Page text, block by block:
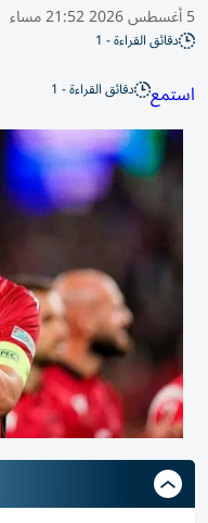
5 أغسطس 2026 21:52 مساء
دقائق القراءة - 1
استمع دقائق القراءة - 1